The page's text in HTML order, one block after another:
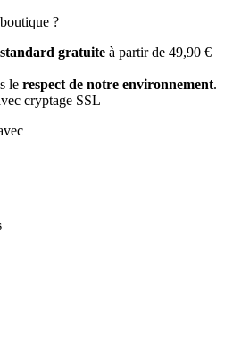
?
gratuite à partir de 49,90 €
le respect de notre environnement.
cryptage SSL